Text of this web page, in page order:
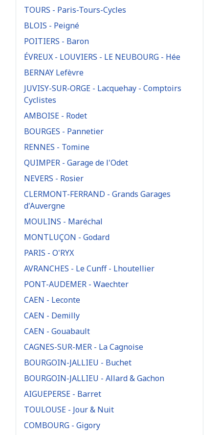
TOURS - Paris-Tours-Cycles
BLOIS - Peigné
POITIERS - Baron
ÉVREUX - LOUVIERS - LE NEUBOURG - Hée
BERNAY Lefèvre
JUVISY-SUR-ORGE - Lacquehay - Comptoirs
Cyclistes
AMBOISE - Rodet
BOURGES - Pannetier
RENNES - Tomine
QUIMPER - Garage de l'Odet
NEVERS - Rosier
CLERMONT-FERRAND - Grands Garages
d'Auvergne
MOULINS - Maréchal
MONTLUÇON - Godard
PARIS - O'RYX
AVRANCHES - Le Cunff - Lhoutellier
PONT-AUDEMER - Waechter
CAEN - Leconte
CAEN - Demilly
CAEN - Gouabault
CAGNES-SUR-MER - La Cagnoise
BOURGOIN-JALLIEU - Buchet
BOURGOIN-JALLIEU - Allard & Gachon
AIGUEPERSE - Barret
TOULOUSE - Jour & Nuit
COMBOURG - Gigory